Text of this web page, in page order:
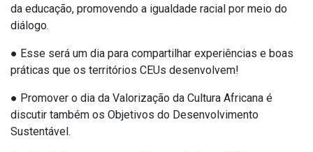
da educação, promovendo a igualdade racial por meio do
diálogo.
● Esse será um dia para compartilhar experiências e boas
práticas que os territórios CEUs desenvolvem!
● Promover o dia da Valorização da Cultura Africana é
discutir também os Objetivos do Desenvolvimento
Sustentável.